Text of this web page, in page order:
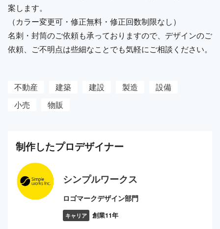
案します。
（カラー変更可・修正無料・修正回数制限なし）
名刺・封筒のご依頼も承っておりますので、デザインのご
依頼、ご不明点は些細なことでも気軽にご相談ください。
不動産 建築 建設 製造
設備
小売
物販
制作したプロデザイナー
シンプルワークス
ロゴマークデザイン部門
キャリア 創業11年